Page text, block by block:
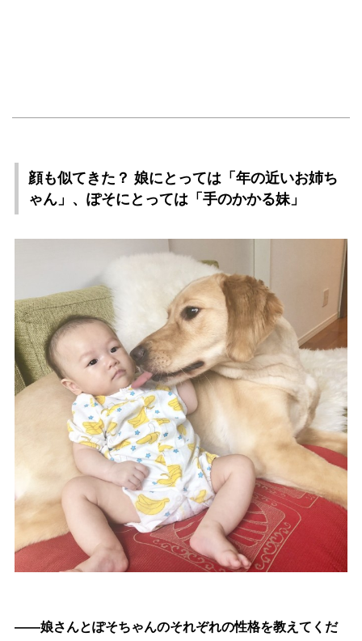
顔も似てきた？ 娘にとっては「年の近いお姉ち
ゃん」、ぽそにとっては「手のかかる妹」
――娘さんとぽそちゃんのそれぞれの性格を教えてくだ